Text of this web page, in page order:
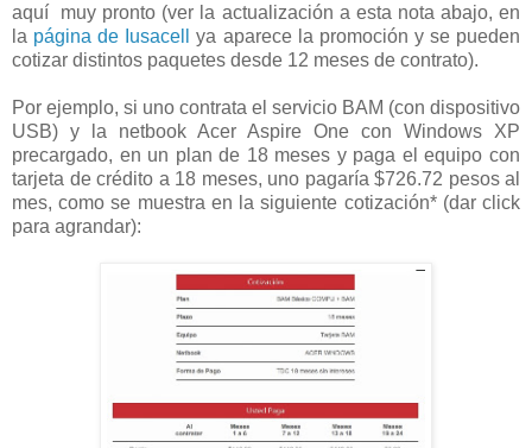
aquí muy pronto (ver la actualización a esta nota abajo, en
la página de Iusacell
ya aparece la promoción y se pueden
cotizar distintos paquetes desde 12 meses de contrato).
Por ejemplo, si uno contrata el servicio BAM (con dispositivo
USB) y la netbook Acer Aspire One con Windows XP
precargado, en un plan de 18 meses y paga el equipo con
tarjeta de crédito a 18 meses, uno pagaría $726.72 pesos al
mes, como se muestra en la siguiente cotización* (dar click
para agrandar):